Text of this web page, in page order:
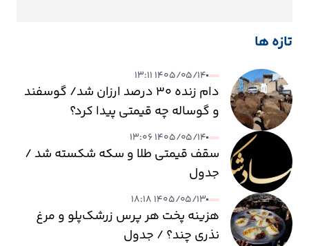
تازه ها
۱۴۰۵/۰۵/۱۴ ۱۳:۱۱
دام زنده ۳۰ درصد ارزان شد/ گوسفند
و گوساله چه قیمتی پیدا کرد؟
۱۴۰۵/۰۵/۱۴ ۱۳:۰۶
سقف قیمتی طلا و سکه شکسته شد /
جدول
۱۴۰۵/۰۵/۱۳ ۱۸:۱۸
هزینه پخت هر پرس زرشک‌پلو و مرغ
نذری چند؟ / جدول